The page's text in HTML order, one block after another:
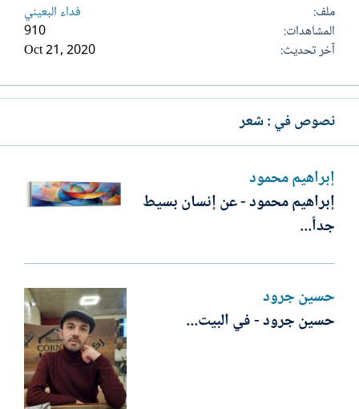
ملف
فداء البعيني
المشاهدات
910
آخر تحديث
Oct 21, 2020
نصوص في : شعر
إبراهيم محمود
إبراهيم محمود - عن إنسان بسيط
جداً...
حسين جرود
حسين جرود - في البيت...